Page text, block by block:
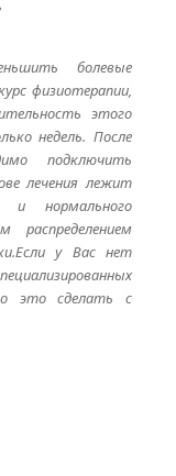
болевые
физиотерапии,
этого
недель. После
подключить
лечения лежит
и нормального
у Вас нет
это сделать с